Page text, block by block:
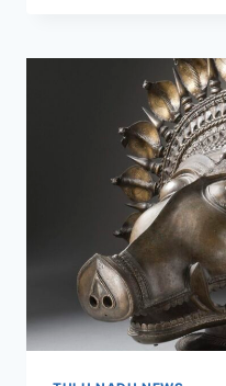
–
LYRICS